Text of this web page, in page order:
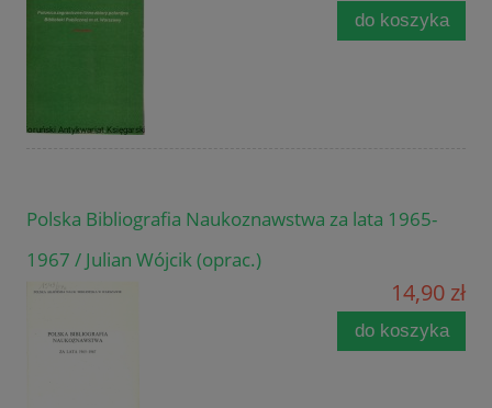
do koszyka
Polska Bibliografia Naukoznawstwa za lata 1965-
1967 / Julian Wójcik (oprac.)
14,90 zł
do koszyka